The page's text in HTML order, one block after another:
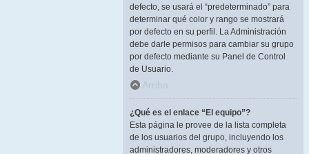
defecto, se usará el “predeterminado” para
determinar qué color y rango se mostrará
por defecto en su perfil. La Administración
debe darle permisos para cambiar su grupo
por defecto mediante su Panel de Control
de Usuario.
Arriba
¿Qué es el enlace “El equipo”?
Esta página le provee de la lista completa
de los usuarios del grupo, incluyendo los
administradores, moderadores y otros